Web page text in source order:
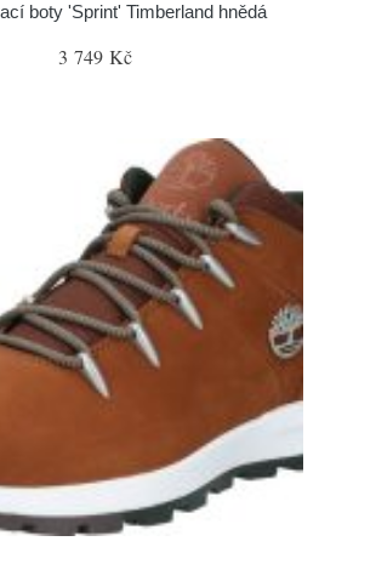
boty 'Sprint' Timberland hnědá
3 749 Kč